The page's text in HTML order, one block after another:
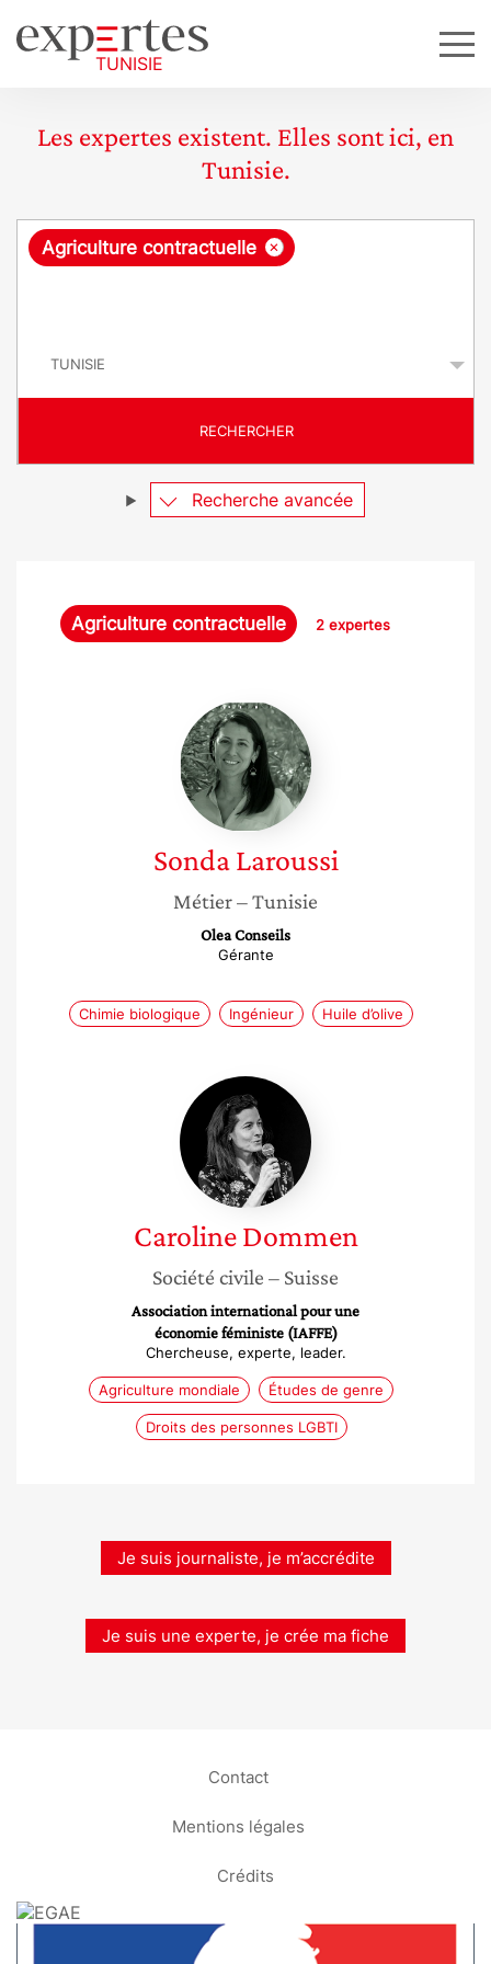
Les expertes existent. Elles sont ici, en
Tunisie.
R
ê
e
×
Agriculture contractuelle
RECHERCHER
Recherche avancée
Agriculture contractuelle 2 expertes
Sonda
Laroussi
Sonda Laroussi
Métier– Tunisie
Olea Conseils
Gérante
Chimie biologique Ingénieur Huile d’olive
Caroline
Dommen
Caroline Dommen
Société civile – Suisse
Association international pour une
économie féministe (IAFFE)
Chercheuse, experte, leader.
Agriculture mondiale Études de genre
Droits des personnes LGBTI
Je suis journaliste, je m’accrédite
Je suis une experte, je crée ma fiche
Contact
Mentions légales
Crédits